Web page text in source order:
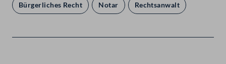
Bürgerliches Recht Notar Rechtsanwalt